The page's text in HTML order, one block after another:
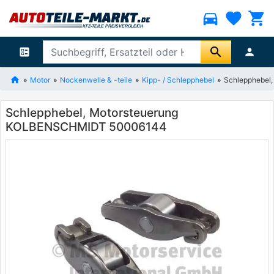
directions_car favorite shopping_cart
ballot search person
Motor Nockenwelle & -teile Kipp- / Schlepphebel
Schlepphebel, Motorsteuerung
KOLBENSCHMIDT 50006144